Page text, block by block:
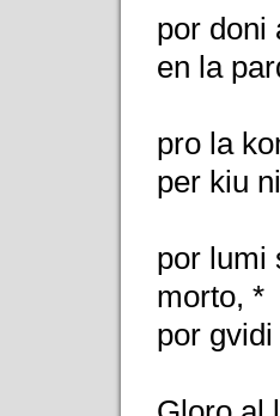
por doni
en la
pro la
per kiu
por lumi
morto, *
por